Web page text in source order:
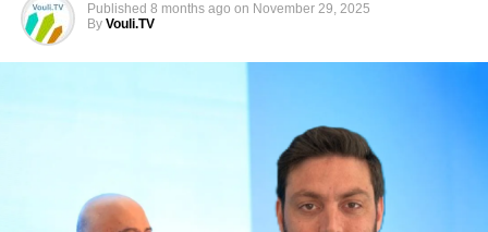
Published 8 months ago on November 29, 2025
By Vouli.TV